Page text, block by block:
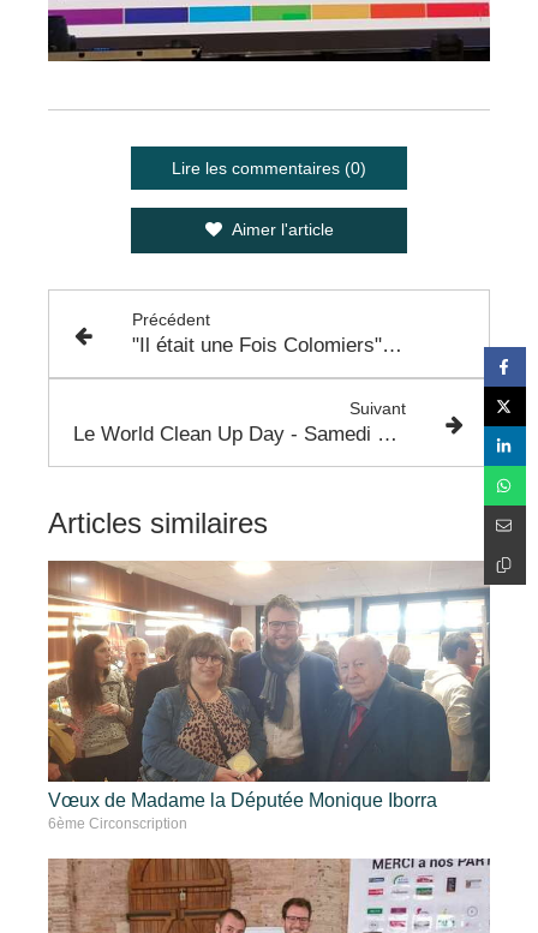
Lire les commentaires (0)
Aimer l'article
Précédent
"Il était une Fois Colomiers" et la 44ème Bourse d'échange
Suivant
Le World Clean Up Day - Samedi 17 Septembre 2022
Articles similaires
Vœux de Madame la Députée Monique Iborra
6ème Circonscription